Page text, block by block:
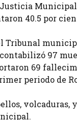
40.5 por
Tribunal
97
69
periodo de
volcaduras,